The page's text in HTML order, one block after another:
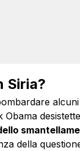
Siria?
della